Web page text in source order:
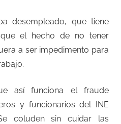
desempleado, que tiene
el hecho de no tener
a ser impedimento para
así funciona el fraude
y funcionarios del INE
coluden sin cuidar las